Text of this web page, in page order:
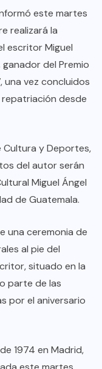
este martes
realizará la
escritor Miguel
del Premio
una vez concluidos
desde
Cultura y Deportes,
del autor serán
Miguel Ángel
de Guatemala.
una ceremonia de
al pie del
situado en la
parte de las
por el aniversario
1974 en Madrid,